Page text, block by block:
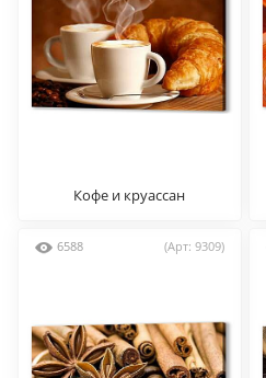
Кофе и круассан
6588 (Арт: 9309)